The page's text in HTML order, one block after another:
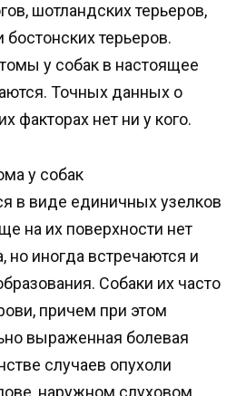
шотландских терьеров,
терьеров.
у собак в настоящее
Точных данных о
факторах нет ни у кого.
y собак
в виде единичных узелков
на их поверхности нет
но иногда встречаются и
Собаки их часто
причем при этом
выраженная болевая
случаев опухоли
наружном слуховом